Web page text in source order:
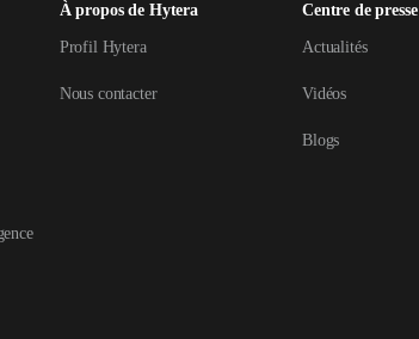
À propos de Hytera
Profil Hytera
Nous contacter
Centre de presse
Actualités
Vidéos
Blogs